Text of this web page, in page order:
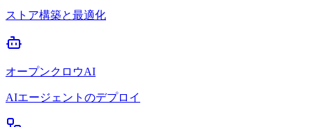
ストア構築と最適化
オープンクロウAI
AIエージェントのデプロイ